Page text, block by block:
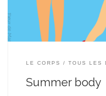
LE CORPS TOUS LES
Summer body